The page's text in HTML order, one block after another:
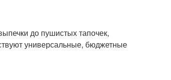
до пушистых тапочек,
универсальные, бюджетные